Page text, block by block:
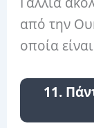
από την
οποία
11.